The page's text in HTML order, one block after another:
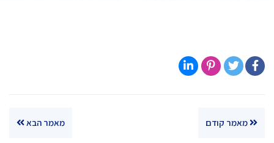
מאמר קודם מאמר הבא